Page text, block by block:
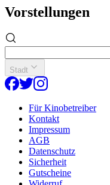
Vorstellungen
Stadt
Für Kinobetreiber
Kontakt
Impressum
AGB
Datenschutz
Sicherheit
Gutscheine